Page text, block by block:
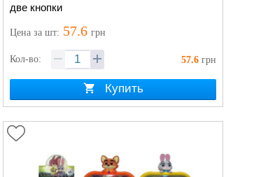
две кнопки
Ценаза шт: 57.6 грн
Кол-во: 57.6 грн
Купить